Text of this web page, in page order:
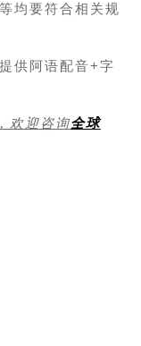
均要符合相关规
供阿语配音+字
欢迎咨询全球